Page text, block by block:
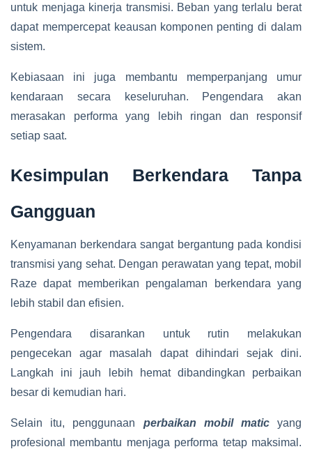
untuk menjaga kinerja transmisi. Beban yang terlalu berat
dapat mempercepat keausan komponen penting di dalam
sistem.
Kebiasaan ini juga membantu memperpanjang umur
kendaraan secara keseluruhan. Pengendara akan
merasakan performa yang lebih ringan dan responsif
setiap saat.
Kesimpulan Berkendara Tanpa
Gangguan
Kenyamanan berkendara sangat bergantung pada kondisi
transmisi yang sehat. Dengan perawatan yang tepat, mobil
Raze dapat memberikan pengalaman berkendara yang
lebih stabil dan efisien.
Pengendara disarankan untuk rutin melakukan
pengecekan agar masalah dapat dihindari sejak dini.
Langkah ini jauh lebih hemat dibandingkan perbaikan
besar di kemudian hari.
Selain itu, penggunaan perbaikan mobil maticyang
profesional membantu menjaga performa tetap maksimal.